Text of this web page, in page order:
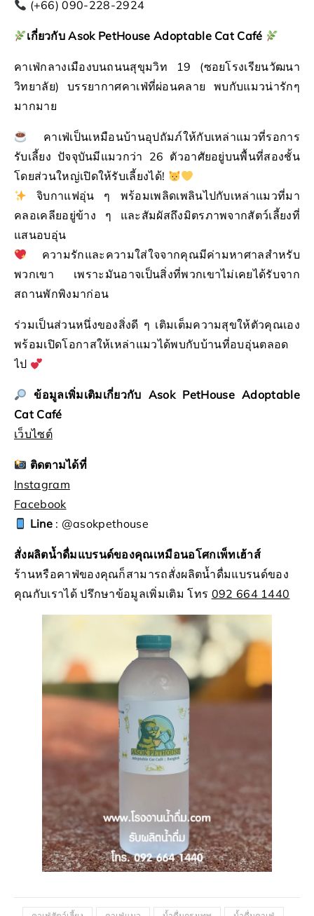
(+66) 090-228-2924
เกี่ยวกับ Asok PetHouse Adoptable Cat Café
คาเฟ่กลางเมืองบนถนนสุขุมวิท 19 (ซอยโรงเรียนวัฒนา
วิทยาลัย) บรรยากาศคาเฟ่ที่ผ่อนคลาย พบกับแมวน่ารักๆ
มากมาย
คาเฟ่เป็นเหมือนบ้านอุปถัมภ์ให้กับเหล่าแมวที่รอการ
รับเลี้ยง ปัจจุบันมีแมวกว่า 26 ตัวอาศัยอยู่บนพื้นที่สองชั้น
โดยส่วนใหญ่เปิดให้รับเลี้ยงได้!
จิบกาแฟอุ่น ๆ พร้อมเพลิดเพลินไปกับเหล่าแมวที่มา
คลอเคลียอยู่ข้าง ๆ และสัมผัสถึงมิตรภาพจากสัตว์เลี้ยงที่
แสนอบอุ่น
ความรักและความใส่ใจจากคุณมีค่ามหาศาลสำหรับ
พวกเขา เพราะมันอาจเป็นสิ่งที่พวกเขาไม่เคยได้รับจาก
สถานพักพิงมาก่อน
ร่วมเป็นส่วนหนึ่งของสิ่งดี ๆ เติมเต็มความสุขให้ตัวคุณเอง
พร้อมเปิดโอกาสให้เหล่าแมวได้พบกับบ้านที่อบอุ่นตลอด
ไป
ข้อมูลเพิ่มเติมเกี่ยวกับ Asok PetHouse Adoptable
Cat Café
เว็บไซต์
ติดตามได้ที่
Instagram
Facebook
Line: @asokpethouse
สั่งผลิตน้ำดื่มแบรนด์ของคุณเหมือนอโศกเพ็ทเฮ้าส์
ร้านหรือคาฟ่ของคุณก็สามารถสั่งผลิตน้ำดื่มแบรนด์ของ
คุณกับเราได้ ปรึกษาข้อมูลเพิ่มเติม โทร 092 664 1440